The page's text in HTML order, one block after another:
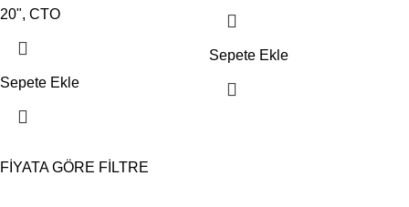
FİYATA GÖRE FİLTRE
20", CTO
Sepete Ekle
Sepete Ekle